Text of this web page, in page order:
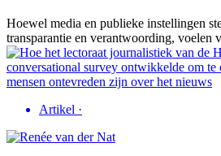
Hoewel media en publieke instellingen
transparantie en verantwoording, voelen
Artikel ·